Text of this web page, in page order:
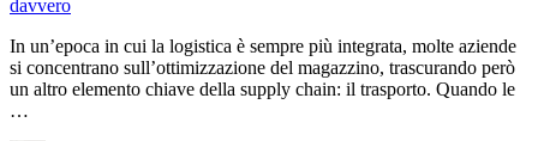
davvero
In un’epoca in cui la logistica è sempre più integrata, molte aziende
si concentrano sull’ottimizzazione del magazzino, trascurando però
un altro elemento chiave della supply chain: il trasporto. Quando le
…